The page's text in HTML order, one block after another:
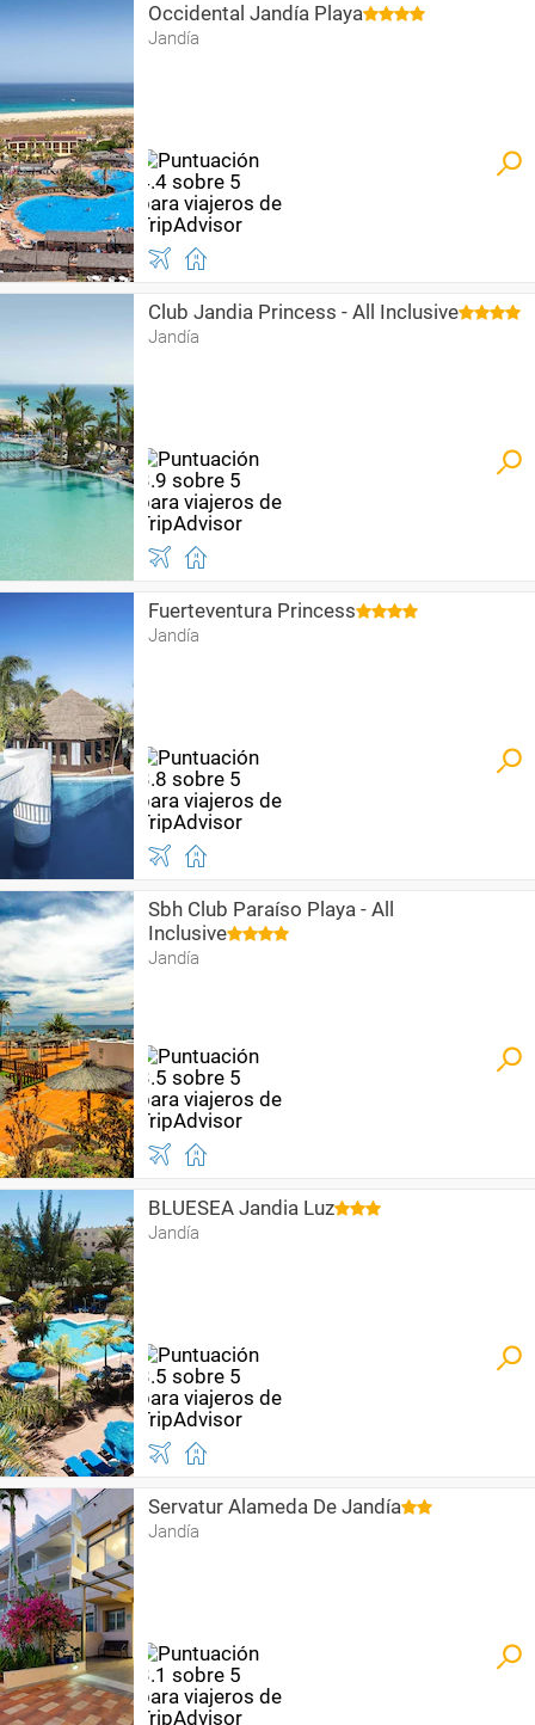
Occidental Jandía Playa
Jandía
Club Jandia Princess - All Inclusive
Jandía
Fuerteventura Princess
Jandía
Sbh Club Paraíso Playa - All
Inclusive
Jandía
BLUESEA Jandia Luz
Jandía
Servatur Alameda De Jandía
Jandía